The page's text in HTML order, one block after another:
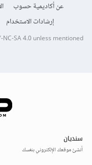
عن أكاديمية حسوب
إرشادات الاستخدام
NC-SA 4.0unless mentioned